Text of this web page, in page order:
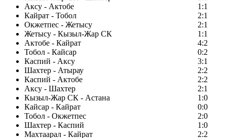
Аксу - Актобе
1:1
Кайрат - Тобол
2:1
Окжетпес - Жетысу
2:1
Жетысу - Кызыл-Жар СК
1:1
Актобе - Кайрат
4:2
Тобол - Кайсар
0:2
Каспий - Аксу
3:1
Шахтер - Атырау
2:2
Каспий - Актобе
2:2
Аксу - Шахтер
2:1
Кызыл-Жар СК - Астана
1:0
Кайсар - Кайрат
0:0
Тобол - Окжетпес
2:0
Шахтер - Каспий
1:0
Махтаарал - Кайрат
2:2